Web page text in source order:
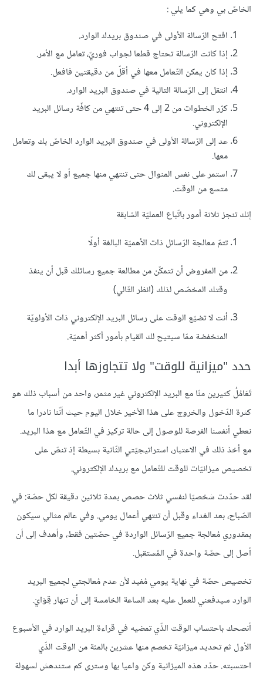
الخاصّ بي وهي كما يلي :
افتح الرّسالة الأولى في صندوق بريدك الوارد.
إذا كانت الرّسالة تحتاج قطعا لجواب فوريّ، تعامل مع الأمر.
إذا كان يمكن التّعامل معها في أقلّ من دقيقتين فافعل.
انتقل إلى الرّسالة التالية في صندوق البريد الوارد.
كرّر الخطوات من 2 إلى 4 حتى تنتهي من كافّة رسائل البريد
الإلكتروني.
عد إلى الرّسالة الأولى في صندوق البريد الوارد الخاصّ بك وتعامل
معها.
استمر على نفس المنوال حتى تنتهي منها جميع أو لا يبقى لك
متسع من الوقت.
إنك تنجز ثلاثة أمور باتّباع العمليّة السّابقة
تتمّ معالجة الرّسائل ذات الأهميّة البالغة أولّا
من المفروض أن تتمكّن من مطالعة جميع رسائلك قبل أن ينفذ
وقتك المخصّص لذلك (انظر التّالي)
أنت لا تضيّع الوقت على رسائل البريد الإلكتروني ذات الأولويّة
المنخفضة ممّا سيتيح لك القيام بأمور أكثر أهميّة.
حدد "ميزانية للوقت" ولا تتجاوزها أبدا
تَعَامُلُ كثيرين منّا مع البريد الإلكتروني غير مثمر، واحد من أسباب ذلك هو
كثرة الدّخول والخروج على هذا الأخير خلال اليوم حيث أنّنا نادرا ما
نعطي أنفسنا الفرصة للوصول إلى حالة تركيز في التّعامل مع هذا البريد.
مع أخذ ذلك في الاعتبار، استراتيجيّتي الثّانية بسيطة إذ تنصّ على
تخصيص ميزانيّات للوقت للتّعامل مع بريدك الإلكتروني.
لقد حدّدت شخصيّا لنفسي ثلاث حصص بمدة ثلاثين دقيقة لكل حصّة: في
الصّباح، بعد الغداء وقبل أن تنتهي أعمال يومي. وفي عالم مثالي سيكون
بمقدوري مُعالجة جميع الرّسائل الواردة في حصّتين فقط، وأهدف إلى أن
أصل إلى حصّة واحدة في المُستقبل.
تخصيص حصّة في نهاية يومي مُفيد لأن عدم مُعالجتي لجميع البريد
الوارد سيدفعني للعمل عليه بعد الساعة الخامسة إلى أن تنهار قِوَايْ.
أنصحك باحتساب الوقت الذّي تمضيه في قراءة البريد الوارد في الأسبوع
الأول ثم تحديد ميزانيّة تخصم منها عشرين بالمئة من الوقت الذّي
احتسبته. حدّد هذه الميزانية وكن واعيا بها وسترى كم ستندهش لسهولة